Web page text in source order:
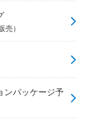
売）
ンパッケージ予